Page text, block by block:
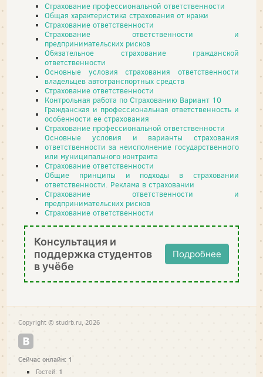
Страхование профессиональной ответственности
Общая характеристика страхования от кражи
Страхование ответственности
Страхование ответственности и
предпринимательских рисков
Обязательное страхование гражданской
ответственности
Основные условия страхования ответственности
владельцев автотранспортных средств
Страхование ответственности
Контрольная работа по Страхованию Вариант 10
Гражданская и профессиональная ответственность и
особенности ее страхования
Страхование профессиональной ответственности
Основные условия и варианты страхования
ответственности за неисполнение государственного
или муниципального контракта
Страхование ответственности
Общие принципы и подходы в страховании
ответственности. Реклама в страховании
Страхование ответственности и
предпринимательских рисков
Страхование ответственности
Консультация и
поддержка студентов
в учёбе
Подробнее
Copyright © studrb.ru, 2026
Сейчас онлайн: 1
Гостей: 1